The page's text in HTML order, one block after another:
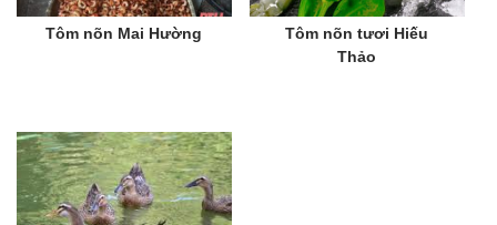
Tôm nõn Mai Hường
Tôm nõn tươi Hiếu
Thảo